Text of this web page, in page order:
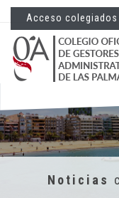
Acceso colegiados
Noticias